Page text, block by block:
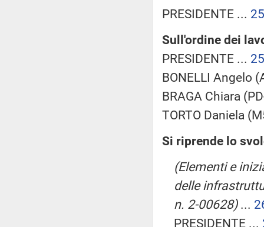
PRESIDENTE ... 25
Sull'ordine dei
PRESIDENTE ... 25
BONELLI Angelo
BRAGA Chiara
TORTO Daniela
Si riprende lo
(Elementi e
delle
n. 2-00628)...
PRESIDENTE ...